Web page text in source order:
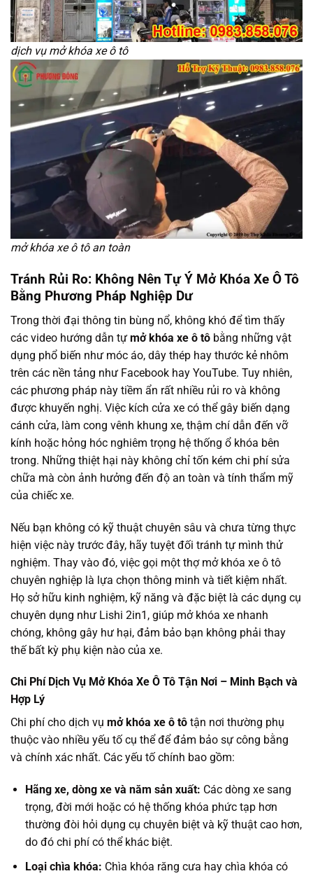
dịch vụ mở khóa xe ô tô
mở khóa xe ô tô an toàn
Tránh Rủi Ro: Không Nên Tự Ý Mở Khóa Xe Ô Tô
Bằng Phương Pháp Nghiệp Dư
Trong thời đại thông tin bùng nổ, không khó để tìm thấy
các video hướng dẫn tự mở khóa xe ô tô bằng những vật
dụng phổ biến như móc áo, dây thép hay thước kẻ nhôm
trên các nền tảng như Facebook hay YouTube. Tuy nhiên,
các phương pháp này tiềm ẩn rất nhiều rủi ro và không
được khuyến nghị. Việc kích cửa xe có thể gây biến dạng
cánh cửa, làm cong vênh khung xe, thậm chí dẫn đến vỡ
kính hoặc hỏng hóc nghiêm trọng hệ thống ổ khóa bên
trong. Những thiệt hại này không chỉ tốn kém chi phí sửa
chữa mà còn ảnh hưởng đến độ an toàn và tính thẩm mỹ
của chiếc xe.
Nếu bạn không có kỹ thuật chuyên sâu và chưa từng thực
hiện việc này trước đây, hãy tuyệt đối tránh tự mình thử
nghiệm. Thay vào đó, việc gọi một thợ mở khóa xe ô tô
chuyên nghiệp là lựa chọn thông minh và tiết kiệm nhất.
Họ sở hữu kinh nghiệm, kỹ năng và đặc biệt là các dụng cụ
chuyên dụng như Lishi 2in1, giúp mở khóa xe nhanh
chóng, không gây hư hại, đảm bảo bạn không phải thay
thế bất kỳ phụ kiện nào của xe.
Chi Phí Dịch Vụ Mở Khóa Xe Ô Tô Tận Nơi – Minh Bạch và
Hợp Lý
Chi phí cho dịch vụ mở khóa xe ô tô tận nơi thường phụ
thuộc vào nhiều yếu tố cụ thể để đảm bảo sự công bằng
và chính xác nhất. Các yếu tố chính bao gồm:
Hãng xe, dòng xe và năm sản xuất: Các dòng xe sang
trọng, đời mới hoặc có hệ thống khóa phức tạp hơn
thường đòi hỏi dụng cụ chuyên biệt và kỹ thuật cao hơn,
do đó chi phí có thể khác biệt.
Loại chìa khóa: Chìa khóa răng cưa hay chìa khóa có